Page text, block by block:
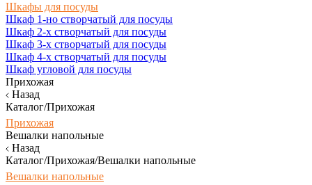
Шкафы для посуды
Шкаф 1-но створчатый для посуды
Шкаф 2-х створчатый для посуды
Шкаф 3-х створчатый для посуды
Шкаф 4-х створчатый для посуды
Шкаф угловой для посуды
Прихожая
Назад
Каталог/Прихожая
Прихожая
Вешалки напольные
Назад
Каталог/Прихожая/Вешалки напольные
Вешалки напольные